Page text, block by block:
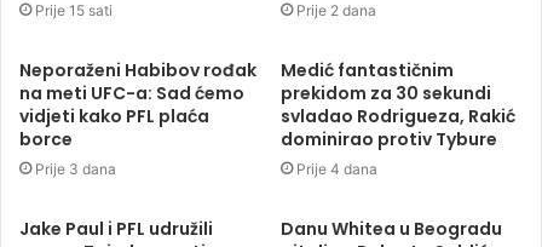
Prije 15 sati Prije 2 dana
Neporaženi Habibov rođak
na meti UFC-a: Sad ćemo
vidjeti kako PFL plaća
borce
Prije 3 dana
Medić fantastičnim
prekidom za 30 sekundi
svladao Rodrigueza, Rakić
dominirao protiv Tybure
Prije 4 dana
Jake Paul i PFL udružili
Danu Whitea u Beogradu